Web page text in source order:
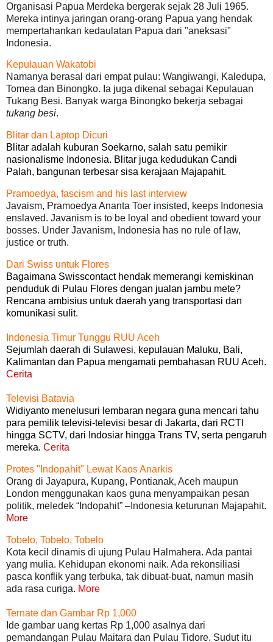
Organisasi Papua Merdeka bergerak sejak 28 Juli 1965.
Mereka intinya jaringan orang-orang Papua yang hendak
mempertahankan kedaulatan Papua dari "aneksasi"
Indonesia.
Kepulauan Wakatobi
Namanya berasal dari empat pulau: Wangiwangi, Kaledupa,
Tomea dan Binongko. Ia juga dikenal sebagai Kepulauan
Tukang Besi. Banyak warga Binongko bekerja sebagai
tukang besi.
Blitar dan Laptop Dicuri
Blitar adalah kuburan Soekarno, salah satu pemikir
nasionalisme Indonesia. Blitar juga kedudukan Candi
Palah, bangunan terbesar sisa kerajaan Majapahit.
Pramoedya, fascism and his last interview
Javaism, Pramoedya Ananta Toer insisted, keeps Indonesia
enslaved. Javanism is to be loyal and obedient toward your
bosses. Under Javanism, Indonesia has no rule of law,
justice or truth.
Dari Swiss untuk Flores
Bagaimana Swisscontact hendak memerangi kemiskinan
penduduk di Pulau Flores dengan jualan jambu mete?
Rencana ambisius untuk daerah yang transportasi dan
komunikasi sulit.
Indonesia Timur Tunggu RUU Aceh
Sejumlah daerah di Sulawesi, kepulauan Maluku, Bali,
Kalimantan dan Papua mengamati pembahasan RUU Aceh.
Cerita
Televisi Batavia
Widiyanto menelusuri lembaran negara guna mencari tahu
para pemilik televisi-televisi besar di Jakarta, dari RCTI
hingga SCTV, dari Indosiar hingga Trans TV, serta pengaruh
mereka. Cerita
Protes "Indopahit" Lewat Kaos Anarkis
Orang di Jayapura, Kupang, Pontianak, Aceh maupun
London menggunakan kaos guna menyampaikan pesan
politik, meledek “Indopahit” –Indonesia keturunan Majapahit.
More
Tobelo, Tobelo, Tobelo
Kota kecil dinamis di ujung Pulau Halmahera. Ada pantai
yang mulia. Kehidupan ekonomi naik. Ada rekonsiliasi
pasca konflik yang terbuka, tak dibuat-buat, namun masih
ada rasa curiga. More
Ternate dan Gambar Rp 1,000
Ide gambar uang kertas Rp 1,000 asalnya dari
pemandangan Pulau Maitara dan Pulau Tidore. Sudut itu